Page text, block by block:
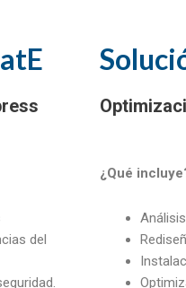
del
¿Qué